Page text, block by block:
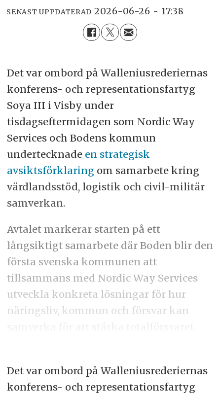
SENAST UPPDATERAD 2026-06-26 - 17:38
Det var ombord på Walleniusrederiernas
konferens- och representationsfartyg
Soya III i Visby under
tisdagseftermidagen som Nordic Way
Services och Bodens kommun
undertecknade en strategisk
avsiktsförklaring om samarbete kring
värdlandsstöd, logistik och civil-militär
samverkan.
Avtalet markerar starten på ett
långsiktigt samarbete där Boden blir den
första svenska kommunen att
tillsammans med Nordic Way Services
utveckla konkreta lösningar för hur
näringsliv, kommun och försvar kan
Det var ombord på Walleniusrederiernas
konferens- och representationsfartyg